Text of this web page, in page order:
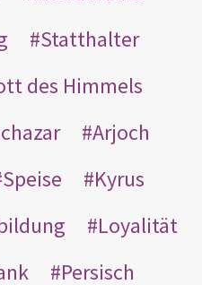
Statthalter
des Himmels
Arjoch
Speise
Kyrus
Loyalität
Persisch